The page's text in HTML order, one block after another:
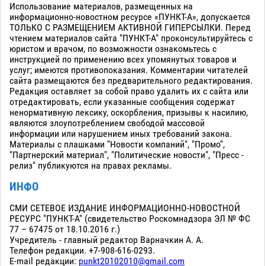
Использование материалов, размещенных на
информационно-новостном ресурсе «ПУНКТ-А», допускается
ТОЛЬКО С РАЗМЕЩЕНИЕМ АКТИВНОЙ ГИПЕРСЫЛКИ. Перед
чтением материалов сайта "ПУНКТ-А" проконсультируйтесь с
юристом и врачом, по возможности ознакомьтесь с
инструкцией по применению всех упомянутых товаров и
услуг; имеются противопоказания. Комментарии читателей
сайта размещаются без предварительного редактирования.
Редакция оставляет за собой право удалить их с сайта или
отредактировать, если указанные сообщения содержат
ненормативную лексику, оскорбления, призывы к насилию,
являются злоупотреблением свободой массовой
информации или нарушением иных требований закона.
Материалы с плашками "Новости компаний", "Промо",
"Партнерский материал", "Политические новости", "Пресс -
релиз" публикуются на правах рекламы.
ИНФО
СМИ СЕТЕВОЕ ИЗДАНИЕ ИНФОРМАЦИОННО-НОВОСТНОЙ
РЕСУРС "ПУНКТ-А" (свидетельство Роскомнадзора ЭЛ № ФС
77 – 67475 от 18.10.2016 г.)
Учредитель - главный редактор Варначкин А. А.
Телефон редакции. +7-908-616-0293.
E-mail редакции: punkt20102010@gmail.com